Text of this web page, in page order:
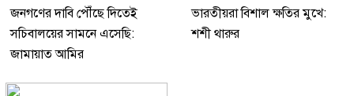
জনগণের দাবি পৌঁছে দিতেই
সচিবালয়ের সামনে এসেছি:
জামায়াত আমির
ভারতীয়রা বিশাল ক্ষতির মুখে:
শশী থারুর